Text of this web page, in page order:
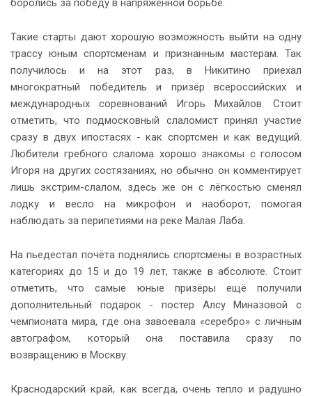
боролись за победу в напряжённой борьбе.
Такие старты дают хорошую возможность выйти на одну
трассу юным спортсменам и признанным мастерам. Так
получилось и на этот раз, в Никитино приехал
многократный победитель и призёр всероссийских и
международных соревнований Игорь Михайлов. Стоит
отметить, что подмосковный слаломист принял участие
сразу в двух ипостасях - как спортсмен и как ведущий.
Любители гребного слалома хорошо знакомы с голосом
Игоря на других состязаниях, но обычно он комментирует
лишь экстрим-слалом, здесь же он с лёгкостью сменял
лодку и весло на микрофон и наоборот, помогая
наблюдать за перипетиями на реке Малая Лаба.
На пьедестал почёта поднялись спортсмены в возрастных
категориях до 15 и до 19 лет, также в абсолюте. Стоит
отметить, что самые юные призёры ещё получили
дополнительный подарок - постер Алсу Миназовой с
чемпионата мира, где она завоевала «серебро» с личным
автографом, который она поставила сразу по
возвращению в Москву.
Краснодарский край, как всегда, очень тепло и радушно